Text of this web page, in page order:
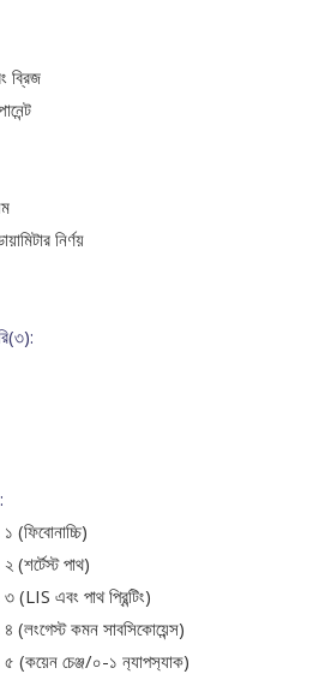
ব্রিজ
নির্ণয়
(ফিবোনাচ্চি)
২ (শর্টেস্ট পাথ)
৩ (LIS এবং পাথ প্রিন্টিং)
৪ (লংগেস্ট কমন সাবসিকোয়েন্স)
৫ (কয়েন চেঞ্জ/০-১ ন‍্যাপস‍্যাক)